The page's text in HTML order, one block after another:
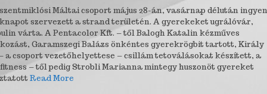
Máltai csoport május 28-án, vasárnap délután
szervezett a strand területén. A gyerekeket ugrálóvár,
várta. A Pentacolor Kft. – től Balogh Katalin kézműves
Garamszegi Balázs önkéntes gyerekrögbit tartott, Király
a csoport vezetőhelyettese – csillám tetoválásokat készített, a
– től pedig Strobli Marianna mintegy huszonöt gyereket
Read More